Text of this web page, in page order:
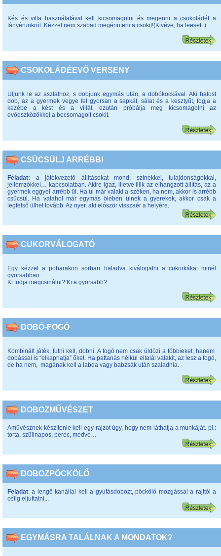
Kés és villa használatával kell kicsomagolni és megenni a csokoládét a
tányérunkról. Kézzel nem szabad megérinteni a csokit!(Kivéve, ha leesett.)
CSOKOLÁDÉEVŐ VERSENY
Üljünk le az asztalhoz, s dobjunk egymás után, a dobókockával. Aki hatost
dob, az a gyermek vegye fel gyorsan a sapkát, sálat és a kesztyűt, fogja a
kezébe a kést és a villát, ezután próbálja meg kicsomagolni az
evőeszközökkel a becsomagolt csokit.
CSÜCSÜLJ ARRÉBB!
Feladat: a játékvezető állításokat mond, színekkel, tulajdonságokkal,
jellemzőkkel… kapcsolatban. Akire igaz, illetve illik az elhangzott állítás, az a
gyermek eggyel arrébb ül. Ha ül már valaki a széken, ha nem, akkor is arrébb
csücsül. Ha valahol már egymás ölében ülnek a gyerekek, akkor csak a
legfelső ülhet tovább. Az nyer, aki először visszaér a helyére.
CUKORVÁLOGATÓ
Egy kézzel a poharakon sorban haladva kiválogatni a cukorkákat minél
gyorsabban.
Ki tudja megcsinálni? Ki a gyorsabb?
DOBÓ-FOGÓ
Kombinált játék, futni kell, dobni. A fogó nem csak üldözi a többieket, hanem
dobással is “elkaphatja” őket. Ha pattanás nélkül eltalál valakit, az lesz a fogó,
de ha nem, magának kell a labda vagy babzsák után szaladnia.
DOBOZMŰVÉSZET
Aművésznek készítenie kell egy rajzot úgy, hogy nem láthatja a munkáját. pl.:
torta, szülinapos, perec, medve…
DOBOZPÖCKÖLŐ
Feladat: a lengő kanállal kell a gyufásdobozt, pöckölő mozgással a rajttól a
célig eljuttatni...
EGYMÁSRA TALÁLNAK A MONDATOK?